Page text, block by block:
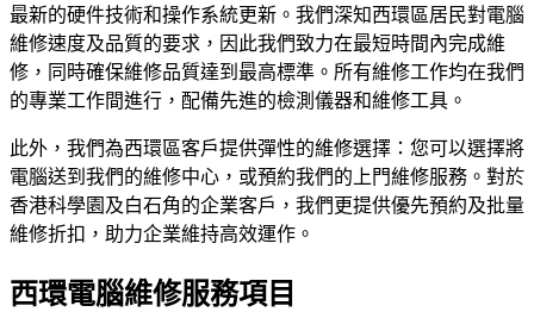
最新的硬件技術和操作系統更新。我們深知西環區居民對電腦
維修速度及品質的要求，因此我們致力在最短時間內完成維
修，同時確保維修品質達到最高標準。所有維修工作均在我們
的專業工作間進行，配備先進的檢測儀器和維修工具。
此外，我們為西環區客戶提供彈性的維修選擇：您可以選擇將
電腦送到我們的維修中心，或預約我們的上門維修服務。對於
香港科學園及白石角的企業客戶，我們更提供優先預約及批量
維修折扣，助力企業維持高效運作。
西環電腦維修服務項目